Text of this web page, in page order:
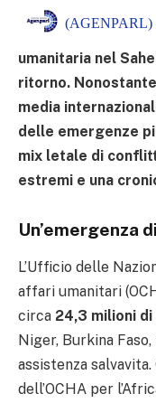
(AGENPARL)
umanitaria nel
ritorno.
media
delle emergenze
mix letale di
estremi e una
Un’emergenza
L’Ufficio delle
affari umanitari
circa 24,3 milioni
Niger, Burkina
assistenza
dell’OCHA per